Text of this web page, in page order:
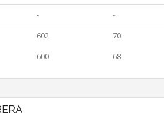
- -
602 70
600 68